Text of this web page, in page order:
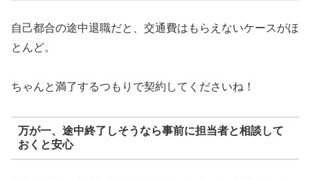
自己都合の途中退職だと、交通費はもらえないケースがほ
とんど。
ちゃんと満了するつもりで契約してくださいね！
万が一、途中終了しそうなら事前に担当者と相談して
おくと安心